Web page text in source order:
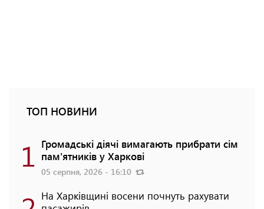
ТОП НОВИНИ
1 Громадські діячі вимагають прибрати сім
пам'ятників у Харкові
05 серпня, 2026 - 16:10
На Харківщині восени почнуть рахувати